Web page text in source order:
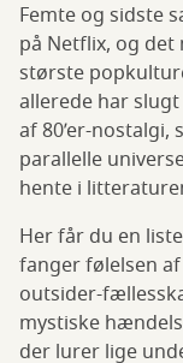
Femte og sidste
på Netflix, og
største
allerede har
af 80’er-
parallelle
hente i
Her får du en
fanger følelsen
outsider-
mystiske
der lurer lige